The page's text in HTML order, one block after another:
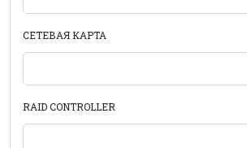
СЕТЕВАЯ КАРТА
RAID CONTROLLER